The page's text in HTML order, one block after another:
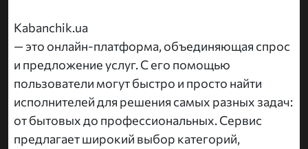
Kabanchik.ua
— это онлайн-платформа, объединяющая спрос
и предложение услуг. С его помощью
пользователи могут быстро и просто найти
исполнителей для решения самых разных задач:
от бытовых до профессиональных. Сервис
предлагает широкий выбор категорий,